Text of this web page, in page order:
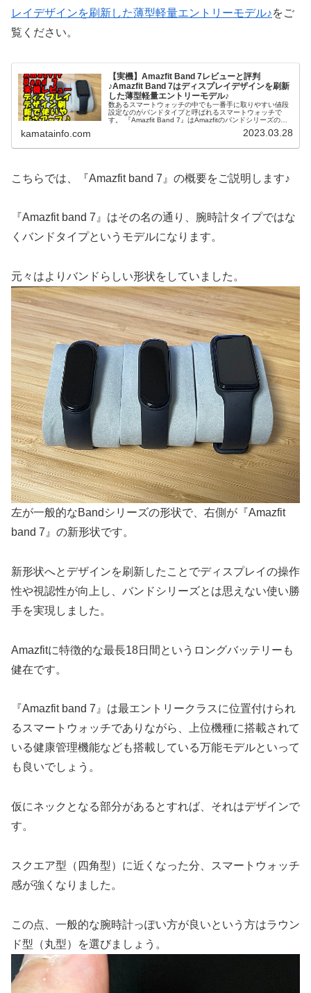
レイデザインを刷新した薄型軽量エントリーモデル♪をご
覧ください。
【実機】Amazfit Band 7レビューと評判
♪Amazfit Band 7はディスプレイデザインを刷新
した薄型軽量エントリーモデル♪
数あるスマートウォッチの中でも一番手に取りやすい値段
設定なのがバンドタイプと呼ばれるスマートウォッチで
す。 『Amazfit Band 7』はAmazfitのバンドシリーズの最
『ZEPP OS』に切り替わり操作性も向上♪ 今回はそんな
kamatainfo.com 2023.03.28
こちらでは、『Amazfit band 7』の概要をご説明します♪
『Amazfit band 7』はその名の通り、腕時計タイプではな
くバンドタイプというモデルになります。
元々はよりバンドらしい形状をしていました。
左が一般的なBandシリーズの形状で、右側が『Amazfit
band 7』の新形状です。
新形状へとデザインを刷新したことでディスプレイの操作
性や視認性が向上し、バンドシリーズとは思えない使い勝
手を実現しました。
Amazfitに特徴的な最長18日間というロングバッテリーも
健在です。
『Amazfit band 7』は最エントリークラスに位置付けられ
るスマートウォッチでありながら、上位機種に搭載されて
いる健康管理機能なども搭載している万能モデルといって
も良いでしょう。
仮にネックとなる部分があるとすれば、それはデザインで
す。
スクエア型（四角型）に近くなった分、スマートウォッチ
感が強くなりました。
この点、一般的な腕時計っぽい方が良いという方はラウン
ド型（丸型）を選びましょう。